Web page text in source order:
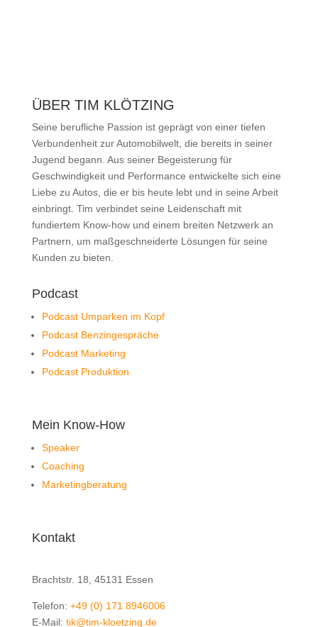
ÜBER TIM KLÖTZING
Seine berufliche Passion ist geprägt von einer tiefen
Verbundenheit zur Automobilwelt, die bereits in seiner
Jugend begann. Aus seiner Begeisterung für
Geschwindigkeit und Performance entwickelte sich eine
Liebe zu Autos, die er bis heute lebt und in seine Arbeit
einbringt. Tim verbindet seine Leidenschaft mit
fundiertem Know-how und einem breiten Netzwerk an
Partnern, um maßgeschneiderte Lösungen für seine
Kunden zu bieten.
Podcast
Podcast Umparken im Kopf
Podcast Benzingespräche
Podcast Marketing
Podcast Produktion
Mein Know-How
Speaker
Coaching
Marketingberatung
Kontakt
Brachtstr. 18, 45131 Essen
Telefon: +49 (0) 171 8946006
E-Mail: tik@tim-kloetzing.de